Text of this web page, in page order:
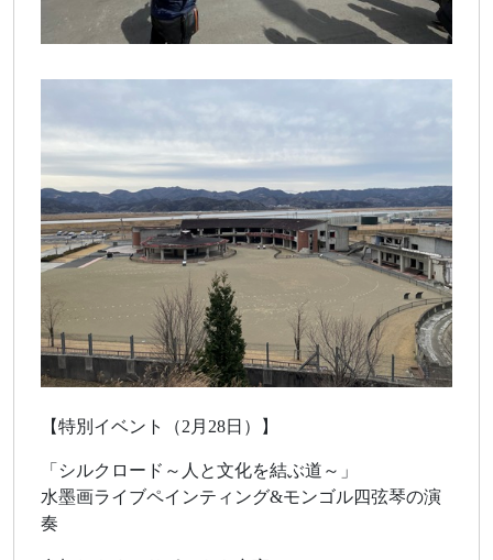
【特別イベント（2月28日）】
「シルクロード～人と文化を結ぶ道～」
水墨画ライブペインティング&モンゴル四弦琴の演
奏